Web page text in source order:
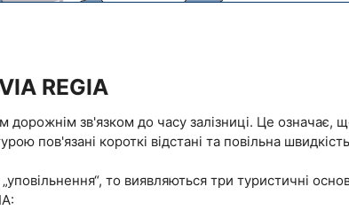
REGIA
дорожнім зв'язком до часу залізниці. Це означає,
пов'язані короткі відстані та повільна
то виявляються три туристичні